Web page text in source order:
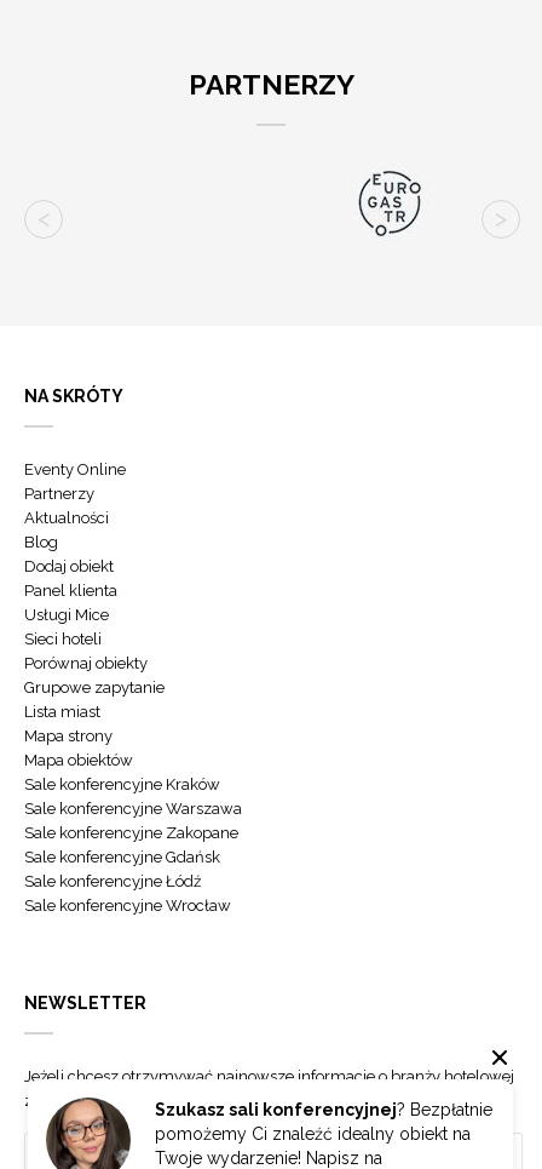
PARTNERZY
Szukasz sali konferencyjnej? Bezpłatnie
pomożemy Ci znaleźć idealny obiekt na
Twoje wydarzenie! Napisz na
NA SKRÓTY
Eventy Online
Partnerzy
Aktualności
Blog
Dodaj obiekt
Panel klienta
Usługi Mice
Sieci hoteli
Porównaj obiekty
Grupowe zapytanie
Lista miast
Mapa strony
Mapa obiektów
Sale konferencyjne Kraków
Sale konferencyjne Warszawa
Sale konferencyjne Zakopane
Sale konferencyjne Gdańsk
Sale konferencyjne Łódź
Sale konferencyjne Wrocław
NEWSLETTER
Jeżeli chcesz otrzymywać najnowsze informacje o branży hotelowej
zapisz się do naszego newslettera.